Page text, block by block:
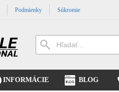
Podmienky Súkromie
INFORMÁCIE BLOG